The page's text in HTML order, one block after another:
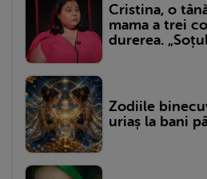
Cristina, o
mama a trei
durerea.
Zodiile
uriaș la bani